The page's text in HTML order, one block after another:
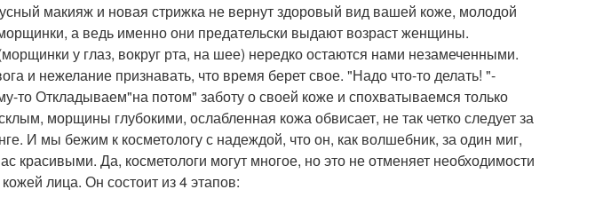
макияж и новая стрижка не вернут здоровый вид вашей коже, молодой
а ведь именно они предательски выдают возраст женщины.
у глаз, вокруг рта, на шее) нередко остаются нами незамеченными.
и нежелание признавать, что время берет свое. "Надо что-то делать! "-
то Откладываем"на потом" заботу о своей коже и спохватываемся только
морщины глубокими, ослабленная кожа обвисает, не так четко следует за
И мы бежим к косметологу с надеждой, что он, как волшебник, за один миг,
красивыми. Да, косметологи могут многое, но это не отменяет необходимости
лица. Он состоит из 4 этапов: